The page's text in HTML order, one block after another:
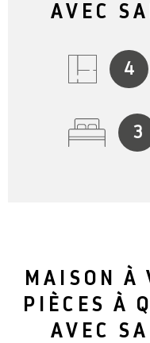
AVEC
4
3
MAISON À
PIÈCES À
AVEC